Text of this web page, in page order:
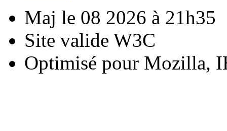
Maj le 08 2026 à 21h35
Site valide W3C
Optimisé pour Mozilla,